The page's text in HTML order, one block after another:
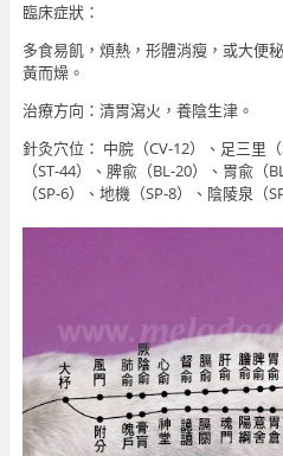
臨床症狀：
多食易飢，煩熱，形體消瘦，或大便
黃而燥。
治療方向：清胃瀉火，養陰生津。
針灸穴位： 中脘（CV-12）、足三里
（ST-44）、脾兪（BL-20）、胃兪
（SP-6）、地機（SP-8）、陰陵泉（